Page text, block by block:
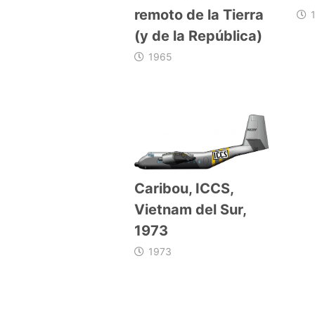
remoto de la Tierra
(y de la República)
1965
Caribou, ICCS,
Vietnam del Sur,
1973
1973